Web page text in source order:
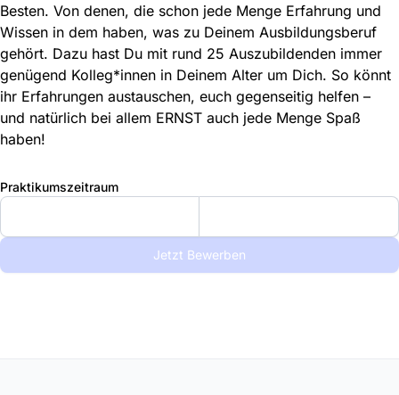
Besten. Von denen, die schon jede Menge Erfahrung und
Wissen in dem haben, was zu Deinem Ausbildungsberuf
gehört. Dazu hast Du mit rund 25 Auszubildenden immer
genügend Kolleg*innen in Deinem Alter um Dich. So könnt
ihr Erfahrungen austauschen, euch gegenseitig helfen –
und natürlich bei allem ERNST auch jede Menge Spaß
haben!
Praktikumszeitraum
Jetzt Bewerben